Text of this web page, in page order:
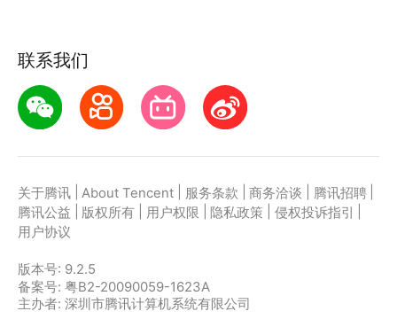
联系我们
关于腾讯 About Tencent 服务条款 商务洽谈 腾讯招聘
腾讯公益
版权所有 用户权限 隐私政策 侵权投诉指引
用户协议
版本号: 9.2.5
备案号: 粤B2-20090059-1623A
主办者: 深圳市腾讯计算机系统有限公司